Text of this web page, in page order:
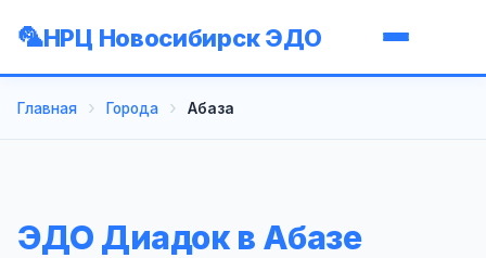
НРЦ Новосибирск ЭДО
Главная Города Абаза
ЭДО Диадок в Абазе